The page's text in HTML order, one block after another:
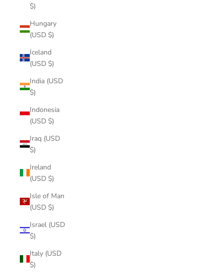
$)
Hungary
(USD $)
Iceland
(USD $)
India (USD
$)
Indonesia
(USD $)
Iraq (USD
$)
Ireland
(USD $)
Isle of Man
(USD $)
Israel (USD
$)
Italy (USD
$)